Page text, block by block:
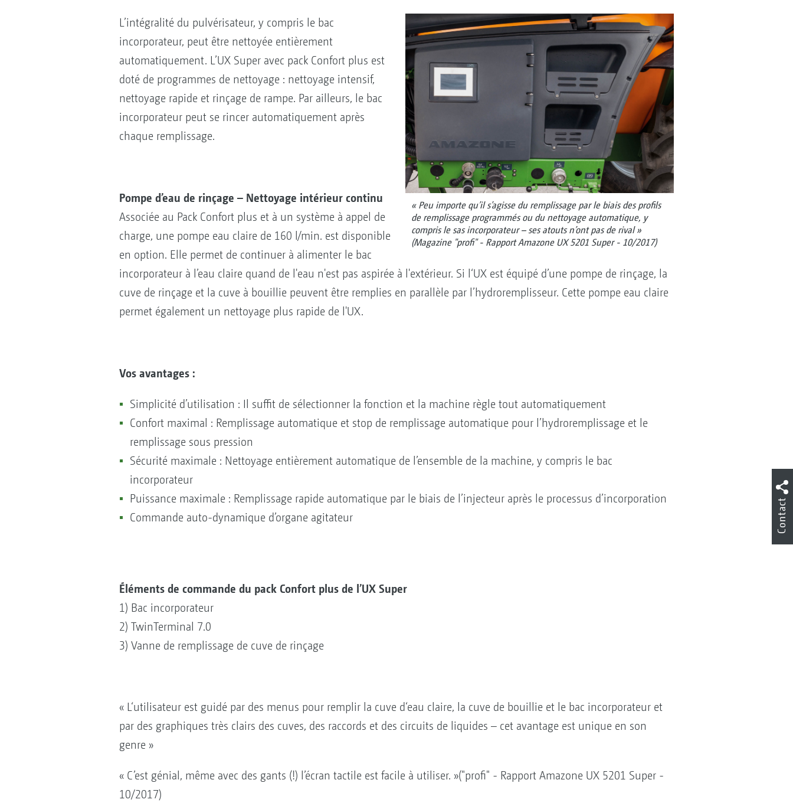
« Peu importe qu’il s’agisse du remplissage par le biais des profils
de remplissage programmés ou du nettoyage automatique, y
compris le sas incorporateur – ses atouts n’ont pas de rival »
(Magazine "profi" - Rapport Amazone UX 5201 Super - 10/2017)
L’intégralité du pulvérisateur, y compris le bac
incorporateur, peut être nettoyée entièrement
automatiquement. L’UX Super avec pack Confort plus est
doté de programmes de nettoyage : nettoyage intensif,
nettoyage rapide et rinçage de rampe. Par ailleurs, le bac
incorporateur peut se rincer automatiquement après
chaque remplissage.
Pompe d’eau de rinçage – Nettoyage intérieur continu
Associée au Pack Confort plus et à un système à appel de
charge, une pompe eau claire de 160 l/min. est disponible
en option. Elle permet de continuer à alimenter le bac
incorporateur à l’eau claire quand de l'eau n'est pas aspirée à l'extérieur. Si l‘UX est équipé d’une pompe de rinçage, la
cuve de rinçage et la cuve à bouillie peuvent être remplies en parallèle par l’hydroremplisseur. Cette pompe eau claire
permet également un nettoyage plus rapide de l'UX.
Vos avantages :
Simplicité d’utilisation : Il suffit de sélectionner la fonction et la machine règle tout automatiquement
Confort maximal : Remplissage automatique et stop de remplissage automatique pour l’hydroremplissage et le
remplissage sous pression
Sécurité maximale : Nettoyage entièrement automatique de l’ensemble de la machine, y compris le bac
incorporateur
Puissance maximale : Remplissage rapide automatique par le biais de l’injecteur après le processus d’incorporation
Commande auto-dynamique d’organe agitateur
Éléments de commande du pack Confort plus de l’UX Super
1) Bac incorporateur
2) TwinTerminal 7.0
3) Vanne de remplissage de cuve de rinçage
« L‘utilisateur est guidé par des menus pour remplir la cuve d‘eau claire, la cuve de bouillie et le bac incorporateur et
par des graphiques très clairs des cuves, des raccords et des circuits de liquides – cet avantage est unique en son
genre »
« C’est génial, même avec des gants (!) l’écran tactile est facile à utiliser. »("profi" - Rapport Amazone UX 5201 Super -
10/2017)
Contact